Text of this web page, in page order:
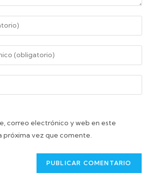
correo electrónico y web en este
próxima vez que comente.